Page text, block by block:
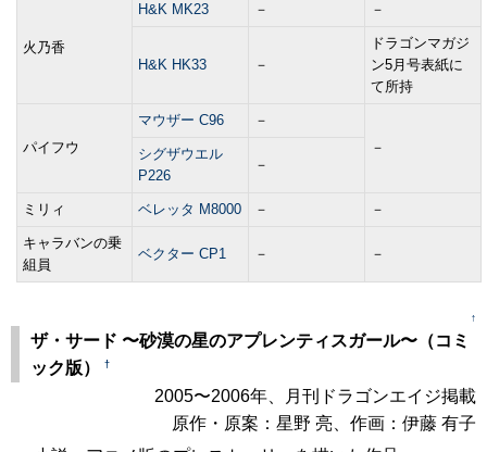
火乃香
H&K MK23 － －
H&K HK33 －
ドラゴンマガジ
ン5月号表紙に
て所持
パイフウ
マウザー C96
－
－
シグザウエル
P226
－
ミリィ ベレッタ M8000 － －
キャラバンの乗
組員
ベクター CP1 － －
↑
ザ・サード 〜砂漠の星のアプレンティスガール〜（コミ
ック版）
†
2005〜2006年、月刊ドラゴンエイジ掲載
原作・原案：星野 亮、作画：伊藤 有子